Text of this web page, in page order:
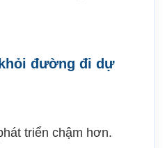
đường đi dự
triển chậm hơn.